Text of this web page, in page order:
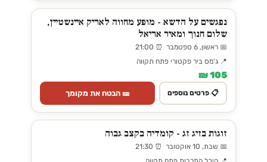
נפגשים על הדשא - מופע מחווה לאריק איינשטיין,
שלום חנוך ומאיר אריאל
📅 ראשון, 6 ספטמבר ⏰ 21:00
📍 ג'מס ביר פקטורי פתח תקווה
105 ₪
📋 פרטים נוספים 🎫 הבטח את מקומך
זוגות בזיג זג - קומדיה בקצב גבוה
📅 שבת, 10 אוקטובר ⏰ 21:30